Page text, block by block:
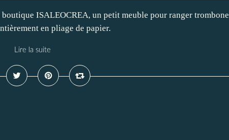
ISALEOCREA, un petit meuble pour ranger trombone
en pliage de papier.
Lire la suite